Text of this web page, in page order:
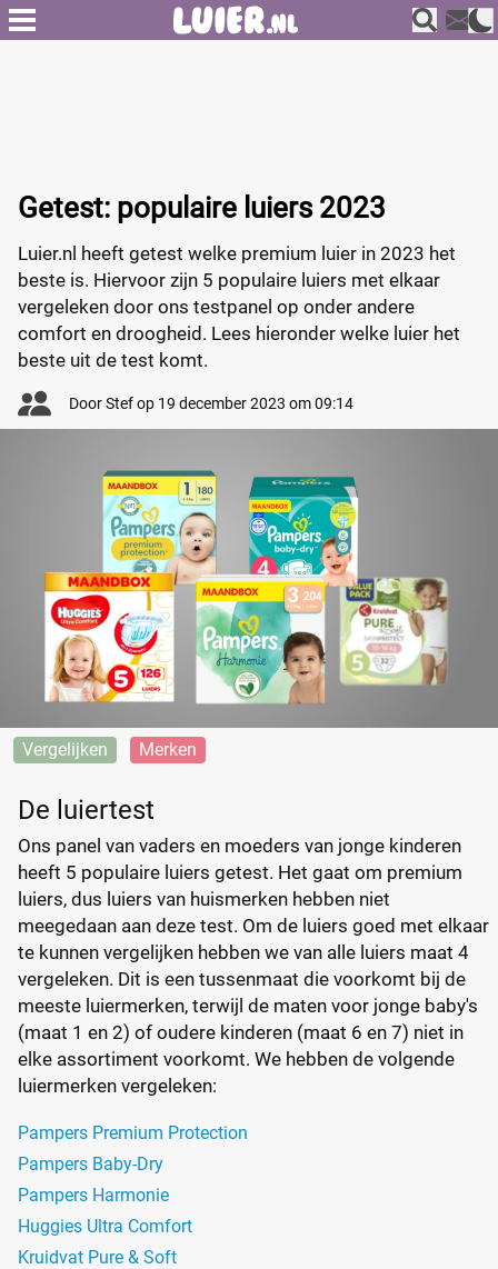
Getest: populaire luiers 2023
Luier.nl heeft getest welke premium luier in 2023 het
beste is. Hiervoor zijn 5 populaire luiers met elkaar
vergeleken door ons testpanel op onder andere
comfort en droogheid. Lees hieronder welke luier het
beste uit de test komt.
DoorStefop 19 december 2023 om 09:14
Vergelijken Merken
De luiertest
Ons panel van vaders en moeders van jonge kinderen
heeft 5 populaire luiers getest. Het gaat om premium
luiers, dus luiers van huismerken hebben niet
meegedaan aan deze test. Om de luiers goed met elkaar
te kunnen vergelijken hebben we van alle luiers maat 4
vergeleken. Dit is een tussenmaat die voorkomt bij de
meeste luiermerken, terwijl de maten voor jonge baby's
(maat 1 en 2) of oudere kinderen (maat 6 en 7) niet in
elke assortiment voorkomt. We hebben de volgende
luiermerken vergeleken:
Pampers Premium Protection
Pampers Baby-Dry
Pampers Harmonie
Huggies Ultra Comfort
Kruidvat Pure & Soft